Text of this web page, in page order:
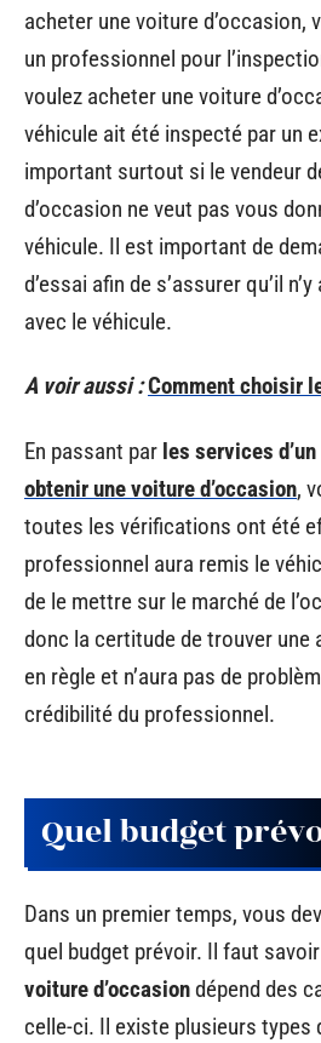
acheter une voiture d’occasion,
un professionnel pour
voulez acheter une voiture
véhicule ait été inspecté par un
important surtout si le vendeur
d’occasion ne veut pas vous
véhicule. Il est important de
d’essai afin de s’assurer qu’il
avec le véhicule.
A voir aussi :Comment choisir
En passant par les services
obtenir une voiture d’occasion,
toutes les vérifications ont été
professionnel aura remis le
de le mettre sur le marché de
donc la certitude de trouver une
en règle et n’aura pas de
crédibilité du professionnel.
Quel budget
Dans un premier temps, vous
quel budget prévoir. Il faut
voiture d’occasiondépend des
celle-ci. Il existe plusieurs types